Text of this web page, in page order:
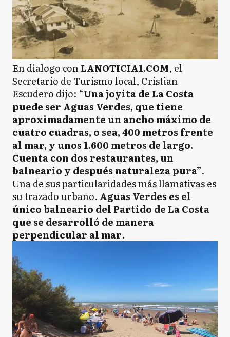
En dialogo conLANOTICIA1.COM, el
Secretario de Turismo local, Cristian
Escudero dijo: “Una joyita de La Costa
puede ser Aguas Verdes, que tiene
aproximadamente un ancho máximo de
cuatro cuadras, o sea, 400 metros frente
al mar, y unos 1.600 metros de largo.
Cuenta con dos restaurantes, un
balneario y después naturaleza pura”.
Una de sus particularidades más llamativas es
su trazado urbano. Aguas Verdes es el
único balneario del Partido de La Costa
que se desarrolló de manera
perpendicular al mar.